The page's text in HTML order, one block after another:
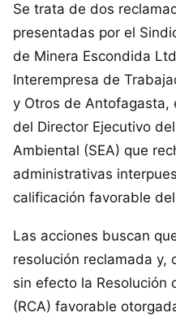
Se trata de dos
presentadas por el
de Minera Escondida
Interempresa de
y Otros de Antofagasta,
del Director Ejecutivo
Ambiental (SEA) que
administrativas
calificación favorable
Las acciones buscan
resolución reclamada y,
sin efecto la Resolución
(RCA) favorable